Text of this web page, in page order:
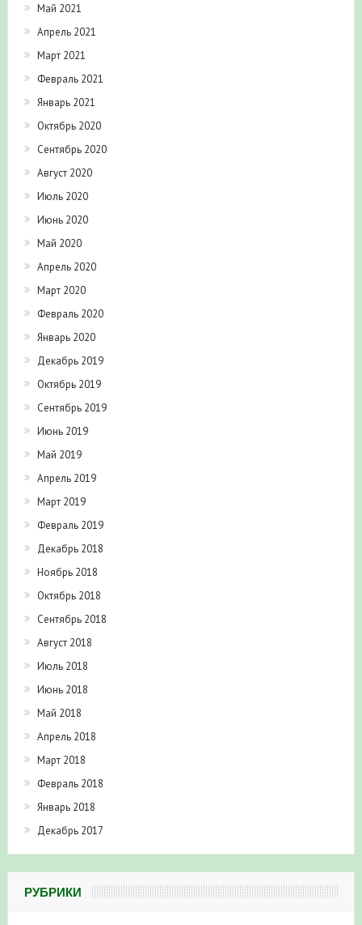
Май 2021
Апрель 2021
Март 2021
Февраль 2021
Январь 2021
Октябрь 2020
Сентябрь 2020
Август 2020
Июль 2020
Июнь 2020
Май 2020
Апрель 2020
Март 2020
Февраль 2020
Январь 2020
Декабрь 2019
Октябрь 2019
Сентябрь 2019
Июнь 2019
Май 2019
Апрель 2019
Март 2019
Февраль 2019
Декабрь 2018
Ноябрь 2018
Октябрь 2018
Сентябрь 2018
Август 2018
Июль 2018
Июнь 2018
Май 2018
Апрель 2018
Март 2018
Февраль 2018
Январь 2018
Декабрь 2017
РУБРИКИ